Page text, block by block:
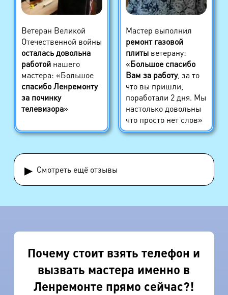
Ветеран Великой
Отечественной войны
осталась довольна
работойнашего
мастера: «Большое
спасибо Ленремонту
за починку
телевизора»
Мастер выполнил
ремонт газовой
плитыветерану:
«Большое спасибо
Вам за работу, за то
что вы пришли,
поработали 2 дня. Мы
настолько довольны
что просто нет слов»
▸ Смотреть ещё отзывы
Почему стоит взять телефон и
вызвать мастера именно в
Ленремонте прямо сейчас?!